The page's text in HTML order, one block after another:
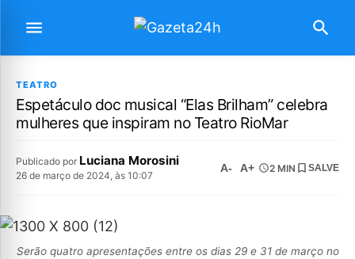
TEATRO
Espetáculo doc musical “Elas Brilham” celebra
mulheres que inspiram no Teatro RioMar
Publicado por Luciana Morosini
26 de março de 2024, às 10:07
A- A+ 2 MIN SALVE
Serão quatro apresentações entre os dias 29 e 31 de março no